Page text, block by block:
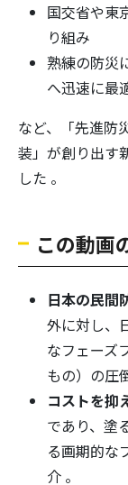
国交省や東
り組み
熟練の防災
へ迅速に最
など、「先進防
装」が創り出す
した 。
この動画
日本の民間
外に対し、
なフェーズ
もの）の圧
コストを抑
であり、塗
る画期的な
介 。